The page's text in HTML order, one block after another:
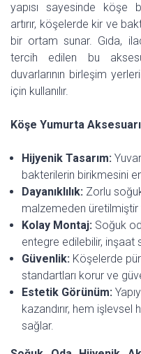
yapısı sayesinde köşe
artırır, köşelerde kir ve
bir ortam sunar. Gıda,
tercih edilen bu
duvarlarının birleşim
için kullanılır.
Köşe Yumurta
Hijyenik Tasarım:
bakterilerin birikmesini
Dayanıklılık:Zorlu soğuk
malzemeden üretilmiştir
Kolay Montaj:Soğuk
entegre edilebilir, inşaat
Güvenlik:Köşelerde
standartları korur ve
Estetik Görünüm:
kazandırır, hem işlevsel
sağlar.